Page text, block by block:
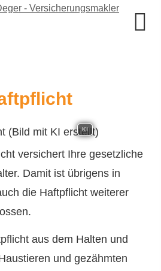
KI
versichert Ihre gesetzliche
Damit ist übrigens in
die Haft­pflicht weiterer
aus dem Halten und
und gezähmten